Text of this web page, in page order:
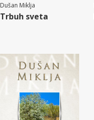
Dušan Miklja
Trbuh sveta